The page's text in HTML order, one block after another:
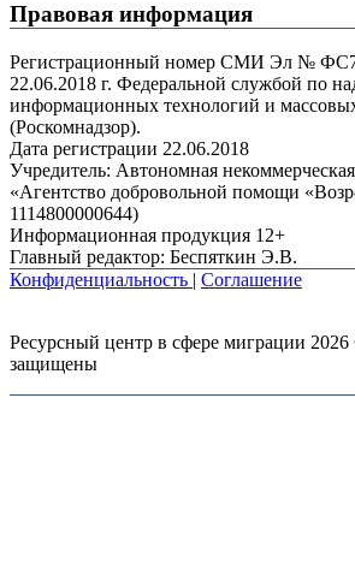
Правовая информация
Регистрационный номер СМИ Эл №
22.06.2018 г. Федеральной службой по
информационных технологий и
(Роскомнадзор).
Дата регистрации 22.06.2018
Учредитель: Автономная
«Агентство добровольной помощи
1114800000644)
Информационная продукция 12+
Главный редактор: Беспяткин Э.В.
Конфиденциальность | Соглашение
Ресурсный центр в сфере миграции
защищены